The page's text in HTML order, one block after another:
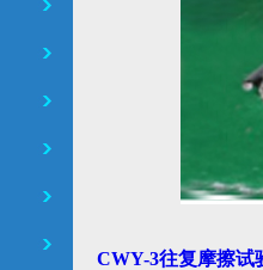
CWY-3往复摩擦试